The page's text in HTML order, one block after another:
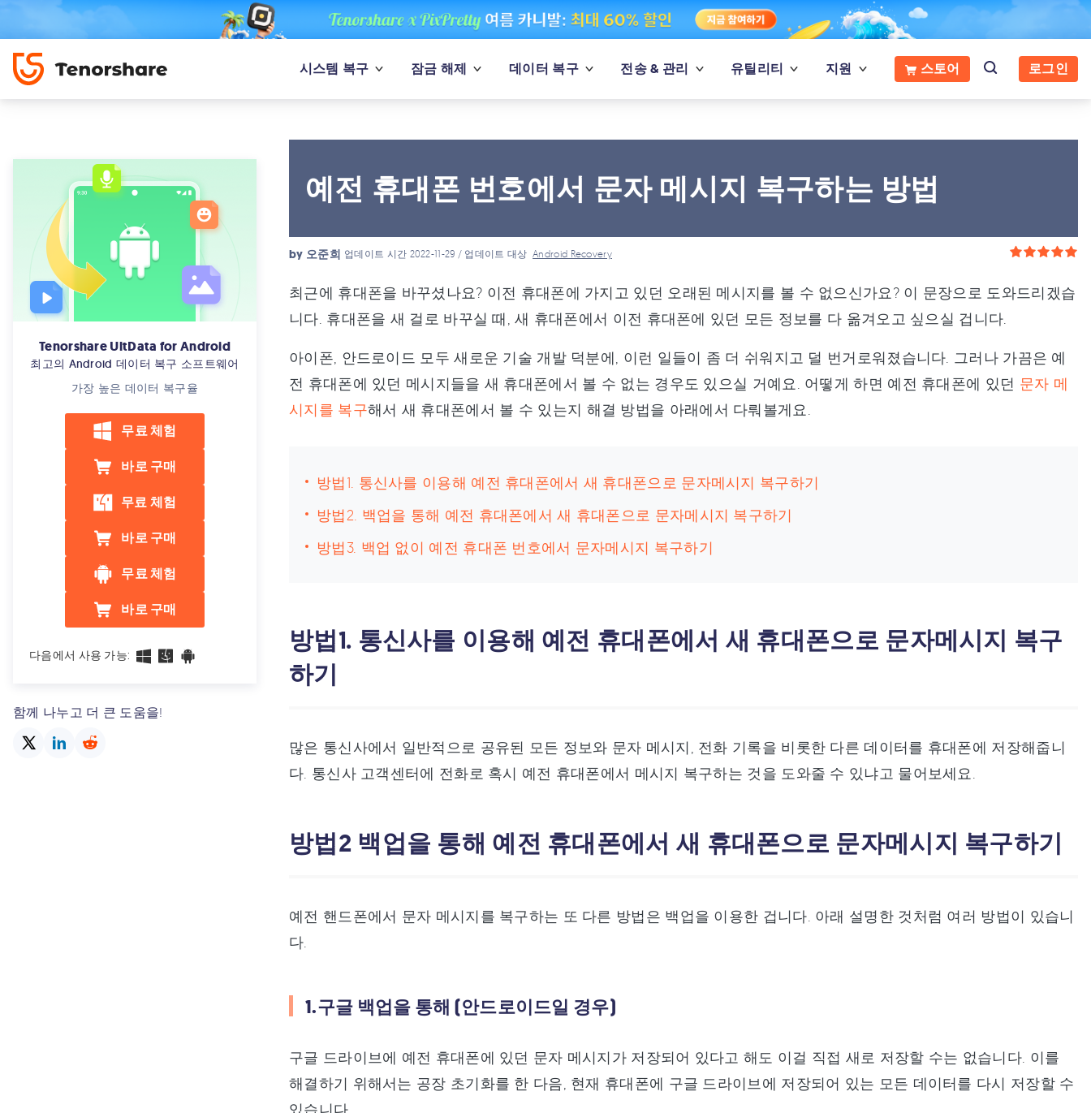
시스템 복구 잠금 해제 데이터 복구 전송 & 관리 유틸리티 지원 스토어 로그인
Tenorshare UltData for Android
최고의 Android 데이터 복구 소프트웨어
가장 높은 데이터 복구율
무료 체험
바로 구매
무료 체험
바로 구매
무료 체험
바로 구매
다음에서 사용 가능:
함께 나누고 더 큰 도움을!
예전 휴대폰 번호에서 문자 메시지 복구하는 방법
by 오준희 업데이트 시간 2022-11-29 / 업데이트 대상Android Recovery
최근에 휴대폰을 바꾸셨나요? 이전 휴대폰에 가지고 있던 오래된 메시지를 볼 수 없으신가요? 이 문장으로 도와드리겠습
니다. 휴대폰을 새 걸로 바꾸실 때, 새 휴대폰에서 이전 휴대폰에 있던 모든 정보를 다 옮겨오고 싶으실 겁니다.
아이폰, 안드로이드 모두 새로운 기술 개발 덕분에, 이런 일들이 좀 더 쉬워지고 덜 번거로워졌습니다. 그러나 가끔은 예
전 휴대폰에 있던 메시지들을 새 휴대폰에서 볼 수 없는 경우도 있으실 거예요. 어떻게 하면 예전 휴대폰에 있던 문자 메
시지를 복구해서 새 휴대폰에서 볼 수 있는지 해결 방법을 아래에서 다뤄볼게요.
방법1. 통신사를 이용해 예전 휴대폰에서 새 휴대폰으로 문자메시지 복구하기
방법2. 백업을 통해 예전 휴대폰에서 새 휴대폰으로 문자메시지 복구하기
방법3. 백업 없이 예전 휴대폰 번호에서 문자메시지 복구하기
방법1. 통신사를 이용해 예전 휴대폰에서 새 휴대폰으로 문자메시지 복구
하기
많은 통신사에서 일반적으로 공유된 모든 정보와 문자 메시지, 전화 기록을 비롯한 다른 데이터를 휴대폰에 저장해줍니
다. 통신사 고객센터에 전화로 혹시 예전 휴대폰에서 메시지 복구하는 것을 도와줄 수 있냐고 물어보세요.
방법2 백업을 통해 예전 휴대폰에서 새 휴대폰으로 문자메시지 복구하기
예전 핸드폰에서 문자 메시지를 복구하는 또 다른 방법은 백업을 이용한 겁니다. 아래 설명한 것처럼 여러 방법이 있습니
다.
1.구글 백업을 통해 (안드로이드일 경우)
구글 드라이브에 예전 휴대폰에 있던 문자 메시지가 저장되어 있다고 해도 이걸 직접 새로 저장할 수는 없습니다. 이를
해결하기 위해서는 공장 초기화를 한 다음, 현재 휴대폰에 구글 드라이브에 저장되어 있는 모든 데이터를 다시 저장할 수
있습니다.